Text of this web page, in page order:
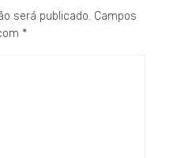
será publicado. Campos
*